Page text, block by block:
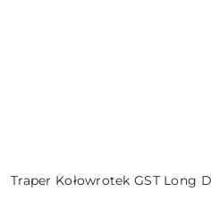
Traper Kołowrotek GST Long